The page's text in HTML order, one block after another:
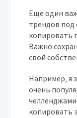
Еще один
трендов под
копировать
Важно
свой
Например‚ я
очень
копировать